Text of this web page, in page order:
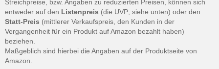
Streichpreise, bzw. Angaben zu reduzierten Preisen, können sich
entweder auf den Listenpreis (die UVP; siehe unten) oder den
Statt-Preis (mittlerer Verkaufspreis, den Kunden in der
Vergangenheit für ein Produkt auf Amazon bezahlt haben)
beziehen.
Maßgeblich sind hierbei die Angaben auf der Produktseite von
Amazon.